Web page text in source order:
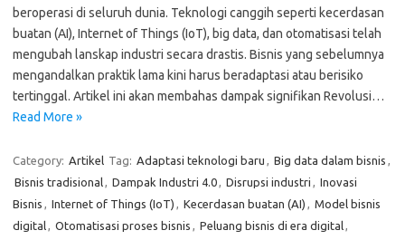
beroperasi di seluruh dunia. Teknologi canggih seperti kecerdasan
buatan (AI), Internet of Things (IoT), big data, dan otomatisasi telah
mengubah lanskap industri secara drastis. Bisnis yang sebelumnya
mengandalkan praktik lama kini harus beradaptasi atau berisiko
tertinggal. Artikel ini akan membahas dampak signifikan Revolusi…
Read More »
Category: Artikel Tag: Adaptasi teknologi baru , Big data dalam bisnis ,
Bisnis tradisional, Dampak Industri 4.0, Disrupsi industri , Inovasi
Bisnis , Internet of Things (IoT) , Kecerdasan buatan (AI) , Model bisnis
digital, Otomatisasi proses bisnis , Peluang bisnis di era digital,